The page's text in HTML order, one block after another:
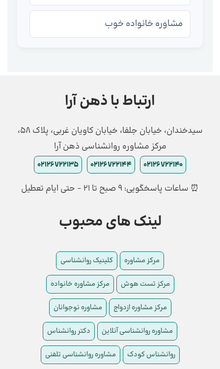
مشاوره خانواده خوب
ارتباط با ذهن آرا
سیدخندان، خیابان جلفا، خیابان کاویان غربی، پلاک 58،
مرکز مشاوره روانشناسی ذهن آرا
02126722140
02126722144
02126722135
⏰ ساعات پاسخگویی: ۹ صبح تا ۲۱ - حتی ایام تعطیل
لینک های محبوب
مرکز مشاوره کلینیک روانشناسی
مرکز تست هوش مرکز مشاوره خانواده
مرکز مشاوره ازدواج مشاوره نوجوانان
مشاوره روانشناسی آنلاین دکتر روانشناس
روانشناس کودک مشاوره روانشناسی تلفنی